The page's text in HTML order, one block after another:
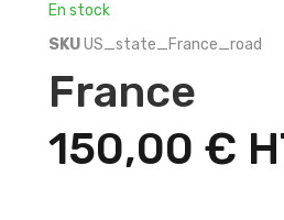
En stock
SKUUS_state_France_road
France
150,00 €